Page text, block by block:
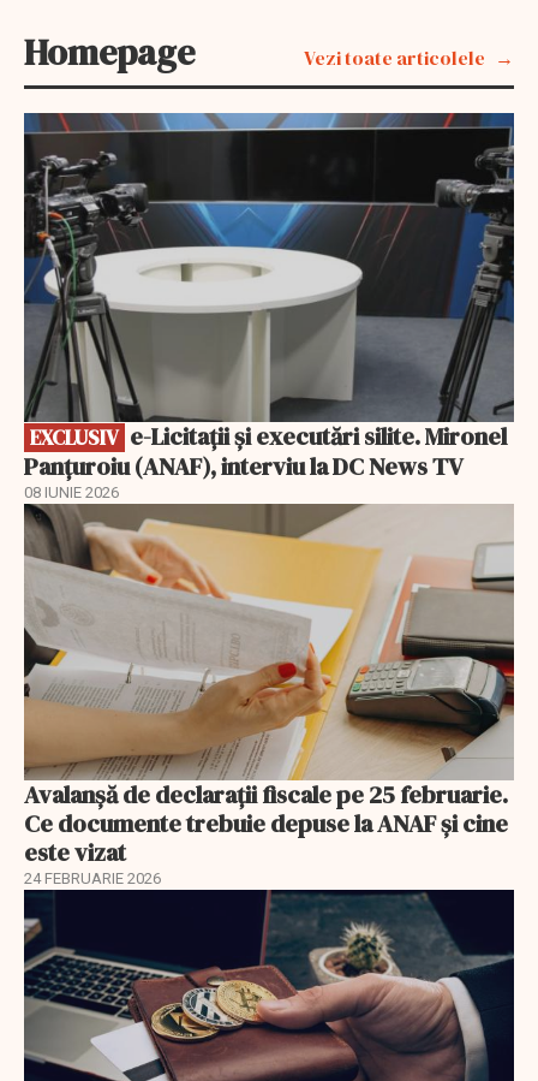
Homepage Vezi toate articolele
EXCLUSIV
EXCLUSIV
Panțuroiu (ANAF), interviu la DC News TV
08 IUNIE 2026
Avalanșă de declarații fiscale pe 25 februarie.
Ce documente trebuie depuse la ANAF și cine
este vizat
24 FEBRUARIE 2026